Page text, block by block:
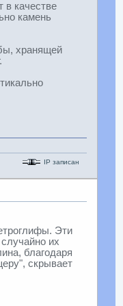
в качестве
камень
хранящей
IP записан
Эти
их
благодаря
скрывает